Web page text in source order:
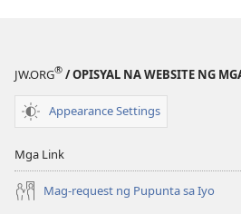
JW.ORG® / OPISYAL NA WEBSITE NG
Appearance Settings
Mga Link
Mag-request ng Pupunta sa Iyo